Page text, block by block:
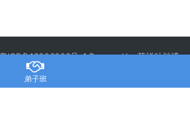
ICP备18006002号-1Powered by 萌祥种树博
客
弟子班